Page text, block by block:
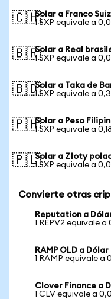
🇨🇭Solar a Franco
1 SXP equivale a
🇧🇷Solar a Real
1 SXP equivale a
🇧🇩Solar a Taka de
1 SXP equivale a
🇵🇭Solar a Peso
1 SXP equivale a
🇵🇱Solar a Złoty
1 SXP equivale a
Convierte otras
Reputation a
1 REPV2 equivale a
RAMP OLD a
1 RAMP equivale a
Clover Finance a
1 CLV equivale a